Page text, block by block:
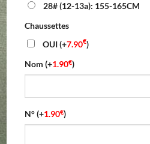
28# (12-13a): 155-165CM
Chaussettes
OUI(+7.90€)
Nom (+1.90€)
N°(+1.90€)